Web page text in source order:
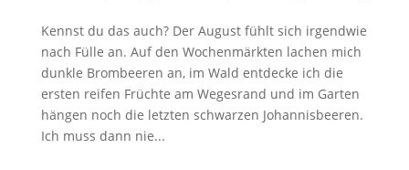
Kennst du das auch? Der August fühlt sich irgendwie
nach Fülle an. Auf den Wochenmärkten lachen mich
dunkle Brombeeren an, im Wald entdecke ich die
ersten reifen Früchte am Wegesrand und im Garten
hängen noch die letzten schwarzen Johannisbeeren.
Ich muss dann nie...